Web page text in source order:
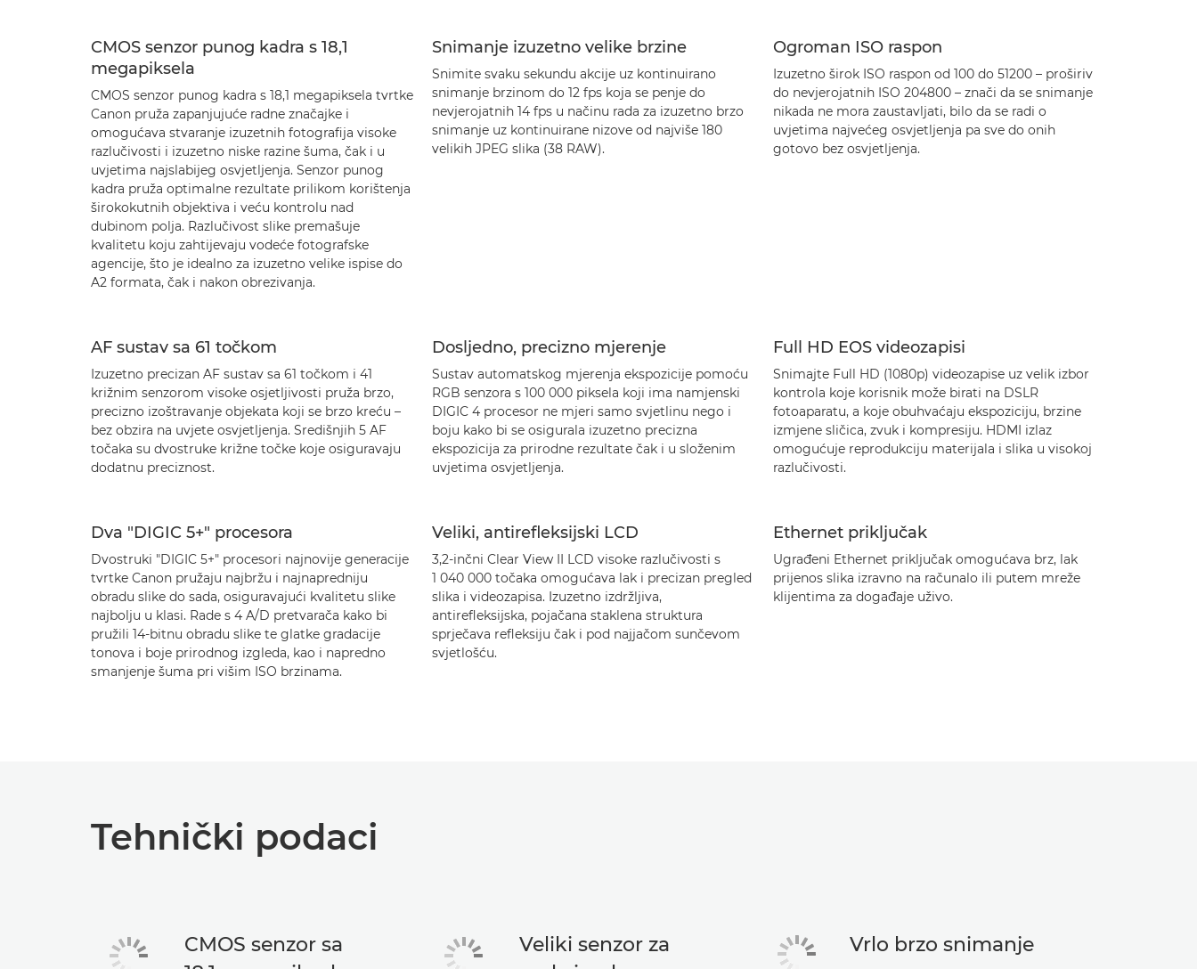
CMOS senzor punog kadra s 18,1
megapiksela
CMOS senzor punog kadra s 18,1 megapiksela tvrtke
Canon pruža zapanjujuće radne značajke i
omogućava stvaranje izuzetnih fotografija visoke
razlučivosti i izuzetno niske razine šuma, čak i u
uvjetima najslabijeg osvjetljenja. Senzor punog
kadra pruža optimalne rezultate prilikom korištenja
širokokutnih objektiva i veću kontrolu nad
dubinom polja. Razlučivost slike premašuje
kvalitetu koju zahtijevaju vodeće fotografske
agencije, što je idealno za izuzetno velike ispise do
A2 formata, čak i nakon obrezivanja.
Snimanje izuzetno velike brzine
Snimite svaku sekundu akcije uz kontinuirano
snimanje brzinom do 12 fps koja se penje do
nevjerojatnih 14 fps u načinu rada za izuzetno brzo
snimanje uz kontinuirane nizove od najviše 180
velikih JPEG slika (38 RAW).
Ogroman ISO raspon
Izuzetno širok ISO raspon od 100 do 51200 – proširiv
do nevjerojatnih ISO 204800 – znači da se snimanje
nikada ne mora zaustavljati, bilo da se radi o
uvjetima najvećeg osvjetljenja pa sve do onih
gotovo bez osvjetljenja.
AF sustav sa 61 točkom
Izuzetno precizan AF sustav sa 61 točkom i 41
križnim senzorom visoke osjetljivosti pruža brzo,
precizno izoštravanje objekata koji se brzo kreću –
bez obzira na uvjete osvjetljenja. Središnjih 5 AF
točaka su dvostruke križne točke koje osiguravaju
dodatnu preciznost.
Dosljedno, precizno mjerenje
Sustav automatskog mjerenja ekspozicije pomoću
RGB senzora s 100 000 piksela koji ima namjenski
DIGIC 4 procesor ne mjeri samo svjetlinu nego i
boju kako bi se osigurala izuzetno precizna
ekspozicija za prirodne rezultate čak i u složenim
uvjetima osvjetljenja.
Full HD EOS videozapisi
Snimajte Full HD (1080p) videozapise uz velik izbor
kontrola koje korisnik može birati na DSLR
fotoaparatu, a koje obuhvaćaju ekspoziciju, brzine
izmjene sličica, zvuk i kompresiju. HDMI izlaz
omogućuje reprodukciju materijala i slika u visokoj
razlučivosti.
Dva "DIGIC 5+" procesora
Dvostruki "DIGIC 5+" procesori najnovije generacije
tvrtke Canon pružaju najbržu i najnapredniju
obradu slike do sada, osiguravajući kvalitetu slike
najbolju u klasi. Rade s 4 A/D pretvarača kako bi
pružili 14-bitnu obradu slike te glatke gradacije
tonova i boje prirodnog izgleda, kao i napredno
smanjenje šuma pri višim ISO brzinama.
Veliki, antirefleksijski LCD
3,2-inčni Clear View II LCD visoke razlučivosti s
1 040 000 točaka omogućava lak i precizan pregled
slika i videozapisa. Izuzetno izdržljiva,
antirefleksijska, pojačana staklena struktura
sprječava refleksiju čak i pod najjačom sunčevom
svjetlošću.
Ethernet priključak
Ugrađeni Ethernet priključak omogućava brz, lak
prijenos slika izravno na računalo ili putem mreže
klijentima za događaje uživo.
Tehnički podaci
CMOS senzor sa
Veliki senzor za
Vrlo brzo snimanje